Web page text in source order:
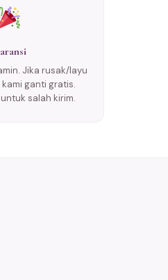
Jika rusak/layu
ganti gratis.
salah kirim.